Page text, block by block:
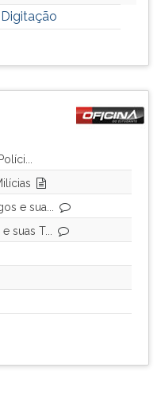
e sua...
suas T...